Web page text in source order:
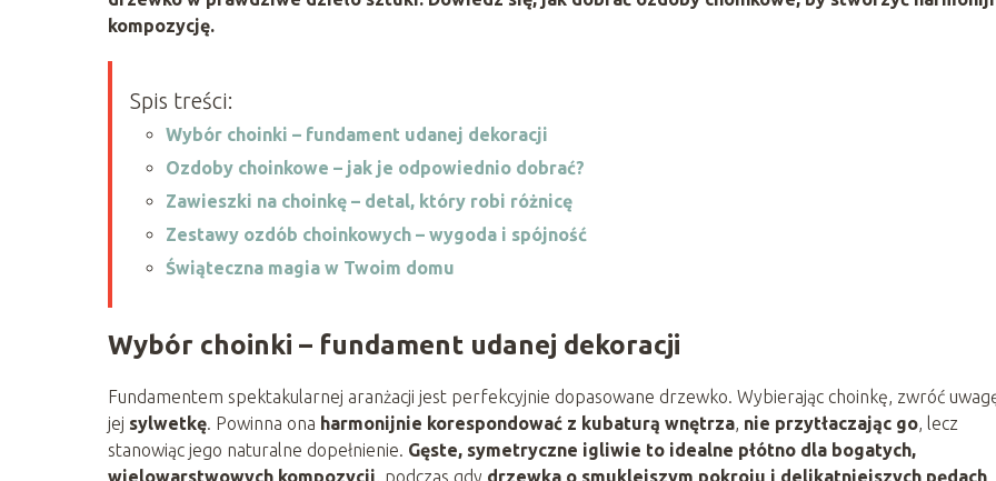
kompozycję.
Spis treści:
Wybór choinki – fundament udanej dekoracji
Ozdoby choinkowe – jak je odpowiednio dobrać?
Zawieszki na choinkę – detal, który robi różnicę
Zestawy ozdób choinkowych – wygoda i spójność
Świąteczna magia w Twoim domu
Wybór choinki – fundament udanej dekoracji
Fundamentem spektakularnej aranżacji jest perfekcyjnie dopasowane drzewko. Wybierając choinkę, zwróć
jej sylwetkę. Powinna ona harmonijnie korespondować z kubaturą wnętrza, nie przytłaczając go, lecz
stanowiąc jego naturalne dopełnienie. Gęste, symetryczne igliwie to idealne płótno dla bogatych,
wielowarstwowych kompozycji, podczas gdy drzewka o smuklejszym pokroju i delikatniejszych pędach